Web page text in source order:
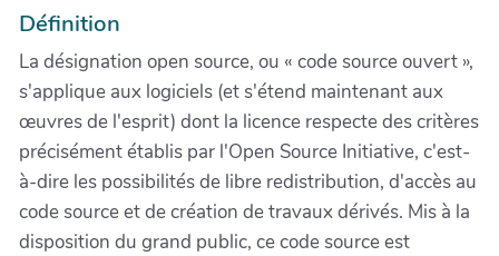
Définition
La désignation open source, ou « code source ouvert »,
s'applique aux logiciels (et s'étend maintenant aux
œuvres de l'esprit) dont la licence respecte des critères
précisément établis par l'Open Source Initiative, c'est-
à-dire les possibilités de libre redistribution, d'accès au
code source et de création de travaux dérivés. Mis à la
disposition du grand public, ce code source est